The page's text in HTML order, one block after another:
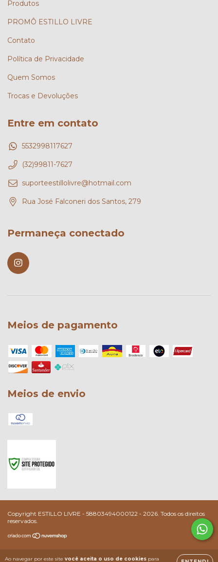
Ao navegar por este site você aceita o uso de cookies para
Produtos
PROMÔ ESTILLO LIVRE
Contato
Política de Privacidade
Quem Somos
Trocas e Devoluções
Entre em contato
5532998117627
(32)99811-7627
suporteestillolivre@hotmail.com
Rua José Falconeri dos Santos, 279
Permaneça conectado
Meios de pagamento
Meios de envio
Copyright ESTILLO LIVRE - 58803494000122 - 2026. Todos os direitos
reservados.